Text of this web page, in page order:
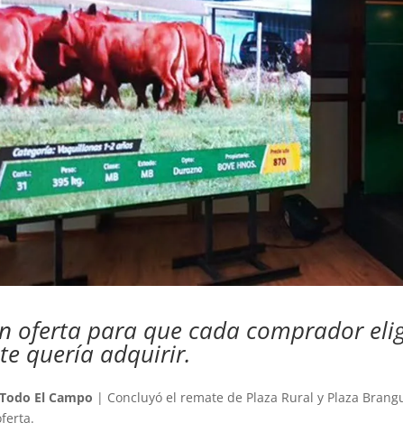
oferta para que cada comprador
quería adquirir.
Todo El Campo | Concluyó el remate de Plaza Rural y Plaza